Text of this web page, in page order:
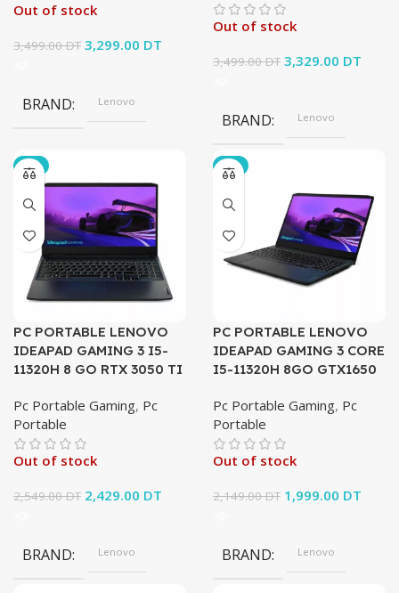
Out of stock
3,499.00DT Le prix initial
3,299.00 DT
actuel est :
BRAND Lenovo
Out of stock
3,499.00DT Le prix initial
3,329.00 DT
BRAND Lenovo
-5%
PC PORTABLE LENOVO
IDEAPAD GAMING 3 I5-
11320H 8 GO RTX 3050 TI
Pc Portable Gaming, Pc
Portable
Out of stock
2,549.00DT Le prix initial
2,429.00 DT
BRAND Lenovo
-7%
PC PORTABLE LENOVO
IDEAPAD GAMING 3 CORE
I5-11320H 8GO GTX1650
Pc Portable Gaming, Pc
Portable
Out of stock
2,149.00DT Le prix initial
1,999.00 DT
BRAND Lenovo